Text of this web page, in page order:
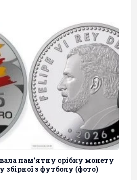
пам'ятну срібну монету
збірної з футболу (фото)